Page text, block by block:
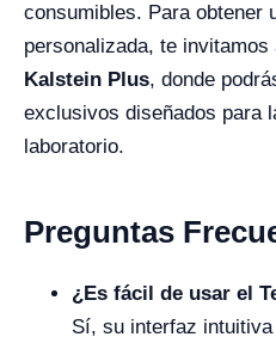
consumibles. Para obtener
personalizada, te
Kalstein Plus, donde
exclusivos diseñados para
laboratorio.
Preguntas
¿Es fácil de usar el
Sí, su interfaz